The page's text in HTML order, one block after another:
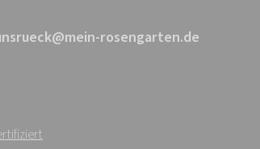
rosengarten.de